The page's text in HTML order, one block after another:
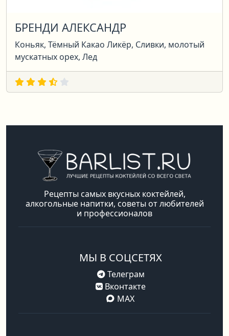
БРЕНДИ АЛЕКСАНДР
Коньяк, Тёмный Какао Ликёр, Сливки, молотый
мускатных орех, Лед
Рецепты самых вкусных коктейлей,
алкогольные напитки, советы от любителей
и профессионалов
МЫ В СОЦСЕТЯХ
Телеграм
Вконтакте
MAX